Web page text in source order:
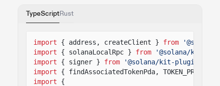
TypeScriptRust
import { address, createClient } from
import
{ solanaLocalRpc } from
'@solana/kit-
import
{ signer } from
'@solana/kit-plugin-
import
{ findAssociatedTokenPda,
import
{